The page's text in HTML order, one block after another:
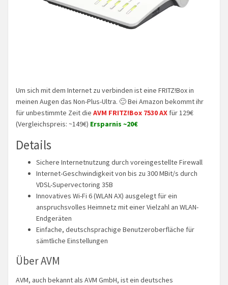
Um sich mit dem Internet zu verbinden ist eine FRITZ!Box in
meinen Augen das Non-Plus-Ultra. 🙂 Bei Amazon bekommt ihr
für unbestimmte Zeit die AVM FRITZ!Box 7530 AX für 129€
(Vergleichspreis: ~149€) Ersparnis ~20€
Details
Sichere Internetnutzung durch voreingestellte Firewall
Internet-Geschwindigkeit von bis zu 300 MBit/s durch
VDSL-Supervectoring 35B
Innovatives Wi-Fi 6 (WLAN AX) ausgelegt für ein
anspruchsvolles Heimnetz mit einer Vielzahl an WLAN-
Endgeräten
Einfache, deutschsprachige Benutzeroberfläche für
sämtliche Einstellungen
Über AVM
AVM, auch bekannt als AVM GmbH, ist ein deutsches